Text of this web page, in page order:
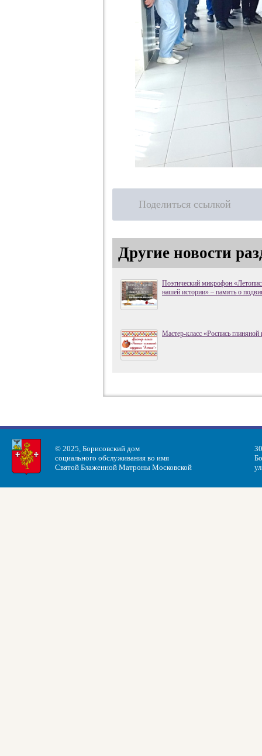
Поделиться ссылкой
Другие новости
Поэтический микрофон
нашей истории» – память о
Мастер-класс «Роспись
© 2025, Борисовский дом
социального обслуживания во имя
Святой Блаженной Матроны Московской